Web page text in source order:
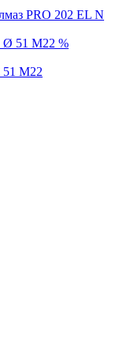
PRO 202 EL N
%
51 М22